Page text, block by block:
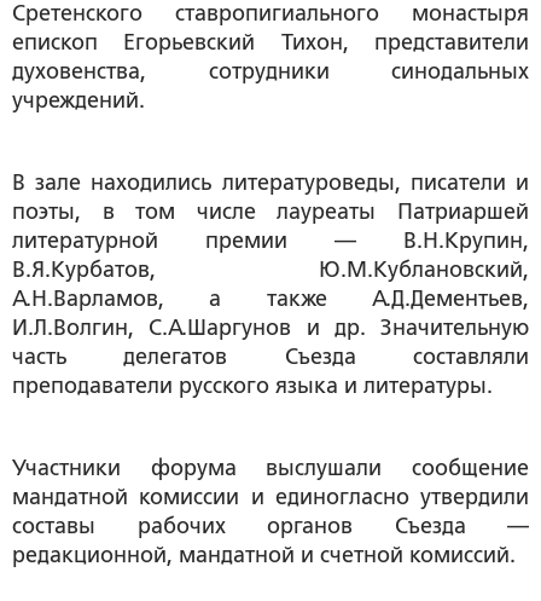
Сретенского ставропигиального монастыря
епископ Егорьевский Тихон, представители
духовенства, сотрудники синодальных
учреждений.
В зале находились литературоведы, писатели и
поэты, в том числе лауреаты Патриаршей
литературной премии — В.Н.Крупин,
В.Я.Курбатов, Ю.М.Кублановский,
А.Н.Варламов, а также А.Д.Дементьев,
И.Л.Волгин, С.А.Шаргунов и др. Значительную
часть делегатов Съезда составляли
преподаватели русского языка и литературы.
Участники форума выслушали сообщение
мандатной комиссии и единогласно утвердили
составы рабочих органов Съезда —
редакционной, мандатной и счетной комиссий.